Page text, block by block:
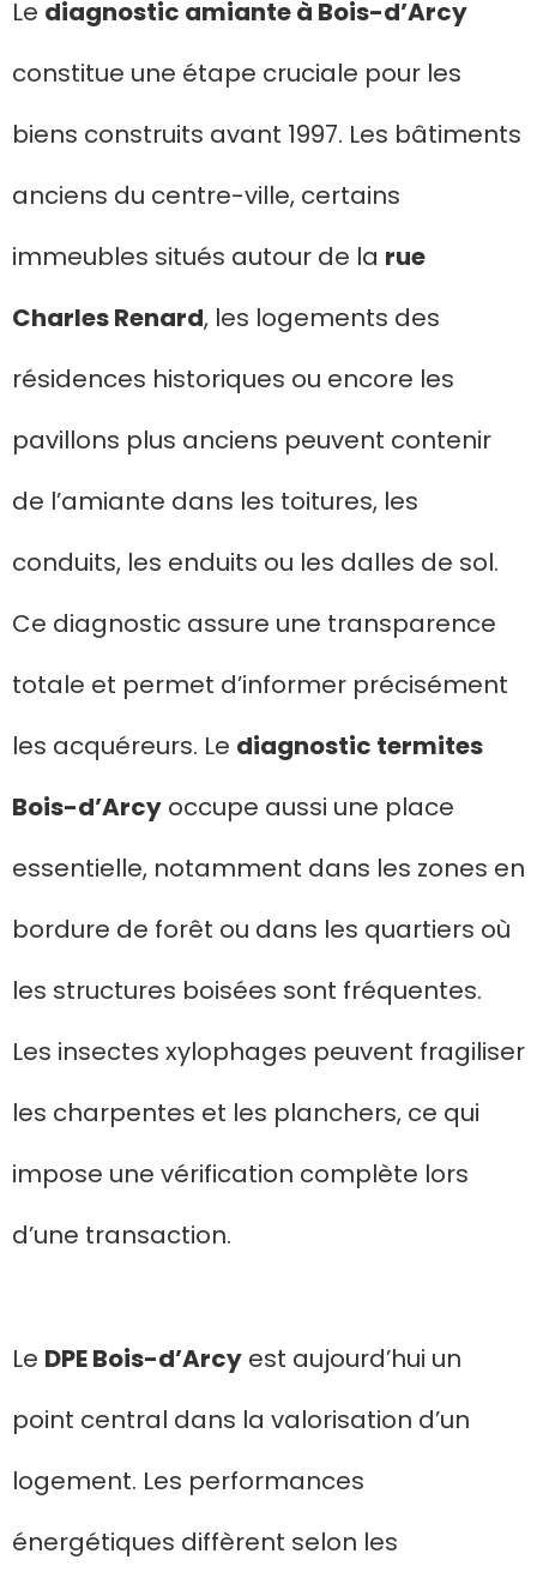
Le diagnostic amiante à Bois-d’Arcy
constitue une étape cruciale pour les
biens construits avant 1997. Les bâtiments
anciens du centre-ville, certains
immeubles situés autour de la rue
Charles Renard, les logements des
résidences historiques ou encore les
pavillons plus anciens peuvent contenir
de l’amiante dans les toitures, les
conduits, les enduits ou les dalles de sol.
Ce diagnostic assure une transparence
totale et permet d’informer précisément
les acquéreurs. Le diagnostic termites
Bois-d’Arcy occupe aussi une place
essentielle, notamment dans les zones en
bordure de forêt ou dans les quartiers où
les structures boisées sont fréquentes.
Les insectes xylophages peuvent fragiliser
les charpentes et les planchers, ce qui
impose une vérification complète lors
d’une transaction.
Le DPE Bois-d’Arcy est aujourd’hui un
point central dans la valorisation d’un
logement. Les performances
énergétiques diffèrent selon les